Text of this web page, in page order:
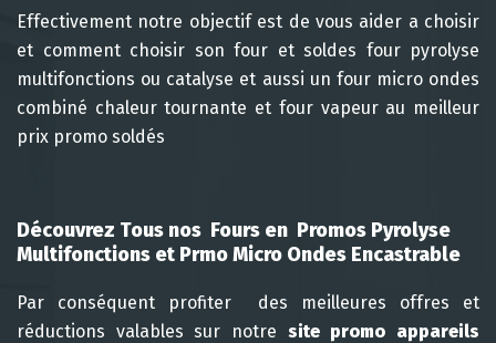
Effectivement notre objectif est de vous aider a choisir
et comment choisir son four et soldes four pyrolyse
multifonctions ou catalyse et aussi un four micro ondes
combiné chaleur tournante et four vapeur au meilleur
prix promo soldés
Découvrez Tous nos Fours en Promos Pyrolyse
Multifonctions et Prmo Micro Ondes Encastrable
Par conséquent profiter des meilleures offres et
réductions valables sur notre site promo appareils